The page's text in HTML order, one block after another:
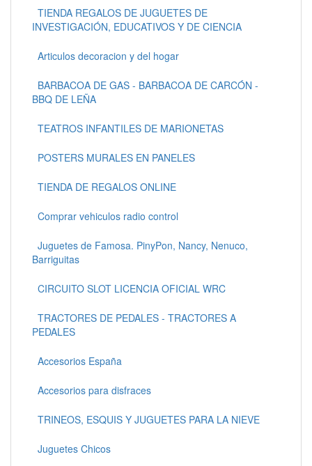
TIENDA REGALOS DE JUGUETES DE
INVESTIGACIÓN, EDUCATIVOS Y DE CIENCIA
Articulos decoracion y del hogar
BARBACOA DE GAS - BARBACOA DE CARCÓN -
BBQ DE LEÑA
TEATROS INFANTILES DE MARIONETAS
POSTERS MURALES EN PANELES
TIENDA DE REGALOS ONLINE
Comprar vehiculos radio control
Juguetes de Famosa. PinyPon, Nancy, Nenuco,
Barriguitas
CIRCUITO SLOT LICENCIA OFICIAL WRC
TRACTORES DE PEDALES - TRACTORES A
PEDALES
Accesorios España
Accesorios para disfraces
TRINEOS, ESQUIS Y JUGUETES PARA LA NIEVE
Juguetes Chicos